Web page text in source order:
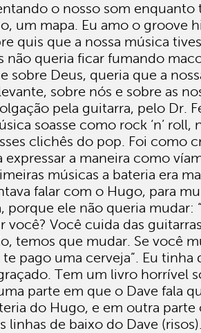
o nosso som enquanto
um mapa. Eu amo o groove
quis que a nossa música
não queria ficar fumando
sobre Deus, queria que a
sobre nós e sobre as
pela guitarra, pelo Dr.
soasse como rock ‘n’ roll,
clichês do pop. Foi como
a maneira como
músicas a bateria era
falar com o Hugo, para
porque ele não queria mudar:
Você cuida das
temos que mudar. Se você
pago uma cerveja”. Eu tinha
Tem um livro horrível
parte em que o Dave fala
do Hugo, e em outra parte
linhas de baixo do Dave